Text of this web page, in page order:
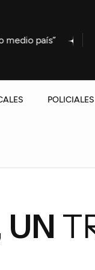
Allanaron una
POLICIALES